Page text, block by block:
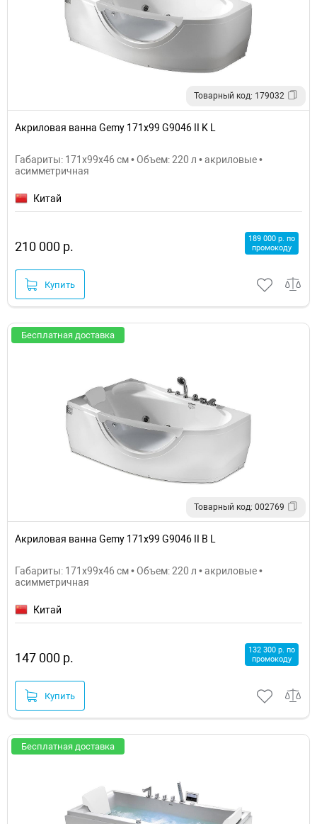
Товарный код: 179032
Акриловая ванна Gemy 171x99 G9046 II K L
Габариты: 171x99x46 см • Объем: 220 л • акриловые •
асимметричная
Китай
210 000 р.
189 000 р. по
промокоду
Купить
Бесплатная доставка
Товарный код: 002769
Акриловая ванна Gemy 171х99 G9046 II B L
Габариты: 171x99x46 см • Объем: 220 л • акриловые •
асимметричная
Китай
147 000 р.
132 300 р. по
промокоду
Купить
Бесплатная доставка